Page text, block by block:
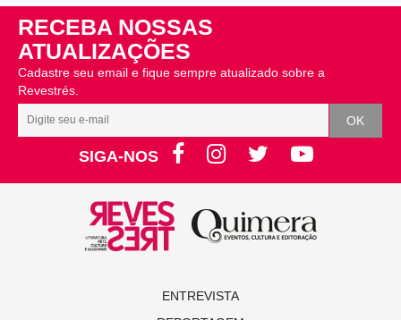
RECEBA NOSSAS
ATUALIZAÇÕES
Cadastre seu email e fique sempre atualizado sobre a
Revestrés.
SIGA-NOS
ENTREVISTA